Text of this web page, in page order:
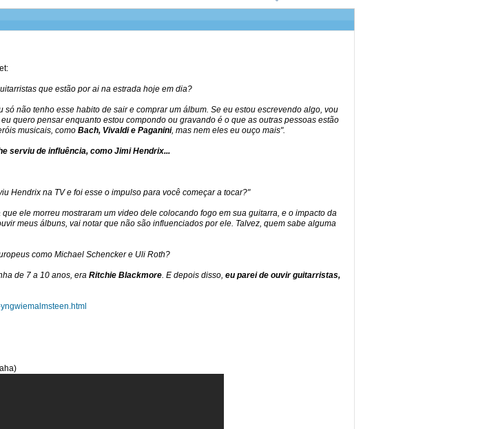
que estão por ai na estrada hoje em dia?
não tenho esse habito de sair e comprar um álbum. Se eu estou escrevendo algo, vou
quero pensar enquanto estou compondo ou gravando é o que as outras pessoas estão
musicais, como Bach, Vivaldi e Paganini, mas nem eles eu ouço mais".
serviu de influência, como Jimi Hendrix...
Hendrix na TV e foi esse o impulso para você começar a tocar?"
ele morreu mostraram um video dele colocando fogo em sua guitarra, e o impacto da
meus álbuns, vai notar que não são influenciados por ele. Talvez, quem sabe alguma
como Michael Schencker e Uli Roth?
de 7 a 10 anos, era Ritchie Blackmore. E depois disso, eu parei de ouvir guitarristas,